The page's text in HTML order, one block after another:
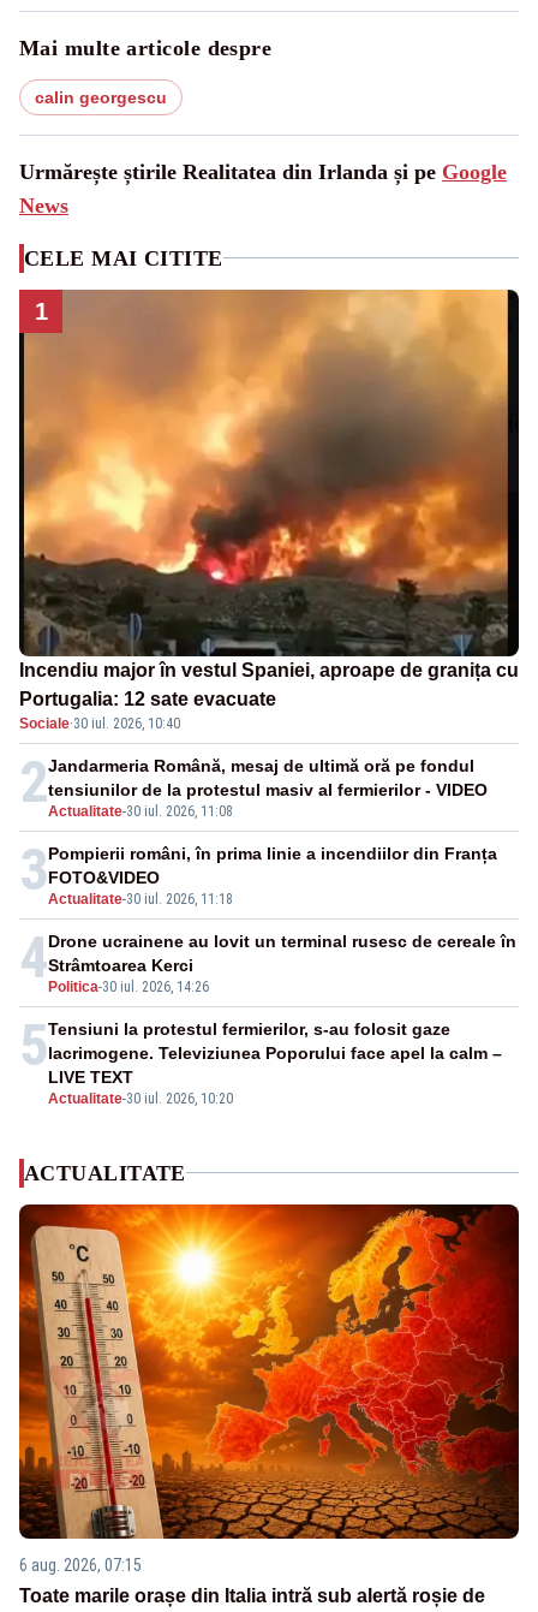
Mai multe articole despre
calin georgescu
Urmărește știrile Realitatea din Irlanda și pe Google
News
CELE MAI CITITE
1
Incendiu major în vestul Spaniei, aproape de granița cu
Portugalia: 12 sate evacuate
Sociale·30 iul. 2026, 10:40
2Actualitate-30 iul. 2026, 11:08
Jandarmeria Română, mesaj de ultimă oră pe fondul
tensiunilor de la protestul masiv al fermierilor - VIDEO
3Actualitate-30 iul. 2026, 11:18
Pompierii români, în prima linie a incendiilor din Franța
FOTO&VIDEO
4 Politica-30 iul. 2026, 14:26
Drone ucrainene au lovit un terminal rusesc de cereale în
Strâmtoarea Kerci
5
Actualitate-30 iul. 2026, 10:20
Tensiuni la protestul fermierilor, s-au folosit gaze
lacrimogene. Televiziunea Poporului face apel la calm –
LIVE TEXT
ACTUALITATE
6 aug. 2026, 07:15
Toate marile orașe din Italia intră sub alertă roșie de